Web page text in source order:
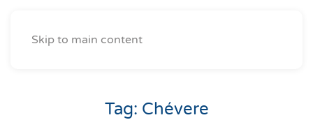
Skip to main content
Tag: Chévere